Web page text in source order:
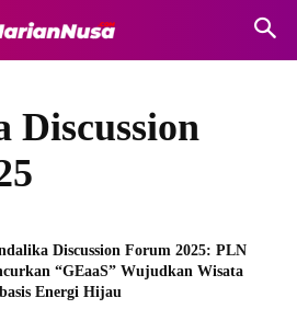
Discussion
Discussion Forum 2025: PLN
“GEaaS” Wujudkan Wisata
Energi Hijau